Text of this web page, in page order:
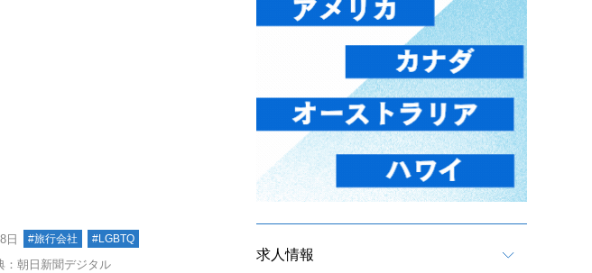
日 #旅行会社 #LGBTQ
：朝日新聞デジタル
求人情報